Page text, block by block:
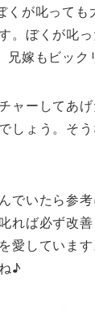
くが叱っても
。ぼくが叱
兄嫁もビック
ャーしてあ
しょう。そ
でいたら参
れば必ず改
愛していま
♪